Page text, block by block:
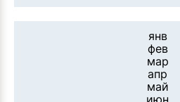
янв
фев
мар
апр
май
июн